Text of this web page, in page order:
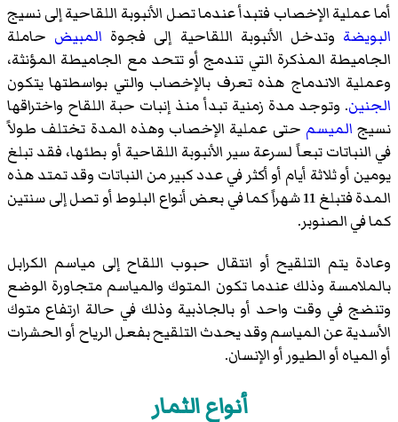
أما عمليةالإخصاب فتبدأ عندما تصل الأنبوبة اللقاحية إلى نسيج
البويضة وتدخل الأنبوبة اللقاحية إلى فجوة المبيض حاملة
الجاميطة المذكرة التي تندمج أو تتحد مع الجاميطة المؤنثة،
وعملية الاندماج هذه تعرف بالإخصاب والتي بواسطتها يتكون
الجنين. وتوجد مدة زمنية تبدأ منذ إنبات حبة اللقاح واختراقها
نسيج الميسم حتى عملية الإخصاب وهذه المدة تختلف طولاً
في النباتات تبعاً لسرعة سير الأنبوبة اللقاحية أو بطئها، فقد تبلغ
يومين أو ثلاثة أيام أو أكثر في عدد كبير من النباتات وقد تمتد هذه
المدة فتبلغ 11 شهراً كما في بعض أنواع البلوط أو تصل إلى سنتين
كما في الصنوبر.
وعادة يتم التلقيح أو انتقال حبوب اللقاح إلى مياسم الكرابل
بالملامسة وذلك عندما تكون المتوك والمياسم متجاورة الوضع
وتنضج في وقت واحد أو بالجاذبية وذلك في حالة ارتفاع متوك
الأسدية عن المياسم وقد يحدث التلقيح بفعل الرياح أو الحشرات
أو المياه أو الطيور أو الإنسان.
أنواع الثمار